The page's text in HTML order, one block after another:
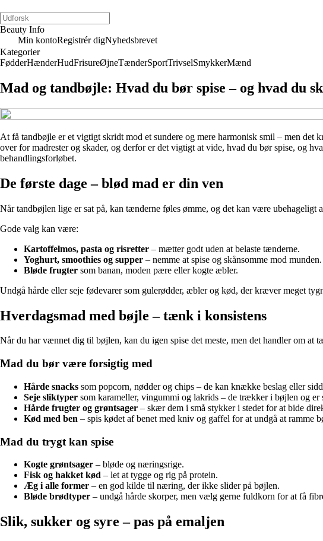
Beauty Info
Min kontoRegistrér digNyhedsbrevet
Kategorier
FødderHænderHudFrisureØjneTænderSportTrivselSmykkerMænd
Mad og tandbøjle: Hvad du bør spise – og hvad du
At få tandbøjle er et vigtigt skridt mod et sundere og mere harmonisk smil – men
over for madrester og skader, og derfor er det vigtigt at vide, hvad du bør spise, og
behandlingsforløbet.
De første dage – blød mad er din ven
Når tandbøjlen lige er sat på, kan tænderne føles ømme, og det kan være
Gode valg kan være:
Kartoffelmos, pasta og risretter – mætter godt uden at belaste tænderne.
Yoghurt, smoothies og supper – nemme at spise og skånsomme mod munden.
Bløde frugter som banan, moden pære eller kogte æbler.
Undgå hårde eller seje fødevarer som gulerødder, æbler og kød, der kræver meget
Hverdagsmad med bøjle – tænk i konsistens
Når du har vænnet dig til bøjlen, kan du igen spise det meste, men det handler om at
Mad du bør være forsigtig med
Hårde snacks som popcorn, nødder og chips – de kan knække beslag eller
Seje sliktyper som karameller, vingummi og lakrids – de trækker i bøjlen og er
Hårde frugter og grøntsager – skær dem i små stykker i stedet for at bide
Kød med ben – spis kødet af benet med kniv og gaffel for at undgå at ramme
Mad du trygt kan spise
Kogte grøntsager – bløde og næringsrige.
Fisk og hakket kød – let at tygge og rig på protein.
Æg i alle former – en god kilde til næring, der ikke slider på bøjlen.
Bløde brødtyper – undgå hårde skorper, men vælg gerne fuldkorn for at få
Slik, sukker og syre – pas på emaljen